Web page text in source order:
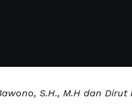
S.H., M.H dan Dirut